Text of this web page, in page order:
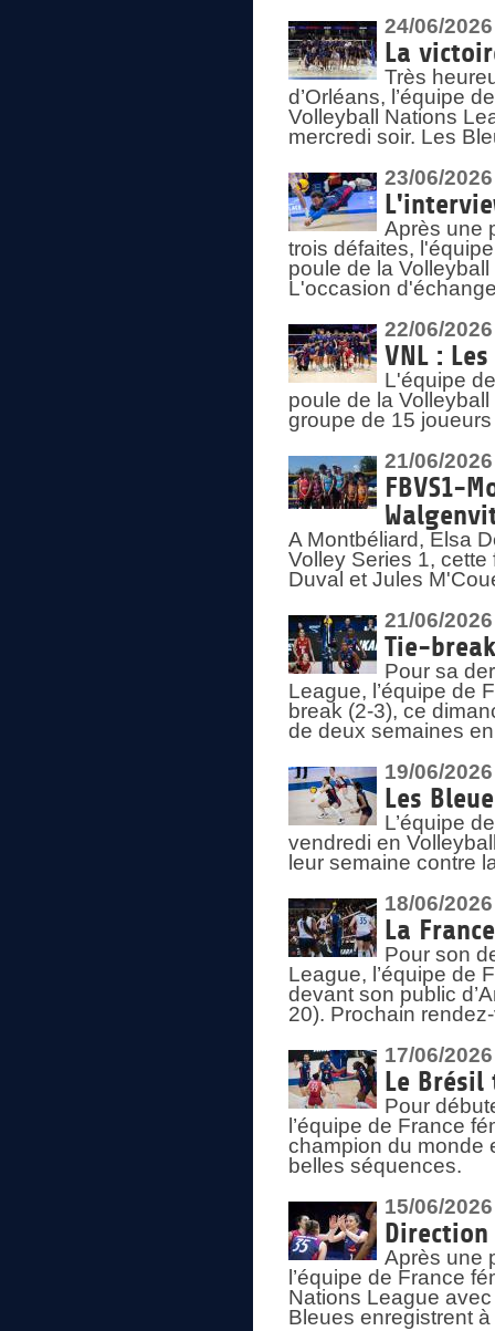
24/06/2026
La
Très
d’Orléans, l’équipe
Volleyball Nations
mercredi soir. Les
23/06/2026
Après une
trois défaites,
poule de la
L'occasion
22/06/2026
VNL :
L'équipe
poule de la
groupe de 15
21/06/2026
FBVS1-
A Montbéliard, Elsa
Volley Series 1,
Duval et Jules
21/06/2026
Tie-
Pour sa
League, l’équipe de
break (2-3), ce
de deux semaines
19/06/2026
Les
L’équipe
vendredi en
leur semaine contre
18/06/2026
La
Pour son
League, l’équipe de
devant son public
20). Prochain
17/06/2026
Le
Pour
l’équipe de France
champion du monde
belles séquences.
15/06/2026
Après une
l’équipe de France
Nations League
Bleues enregistrent